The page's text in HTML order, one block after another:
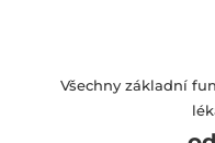
Všechny základní